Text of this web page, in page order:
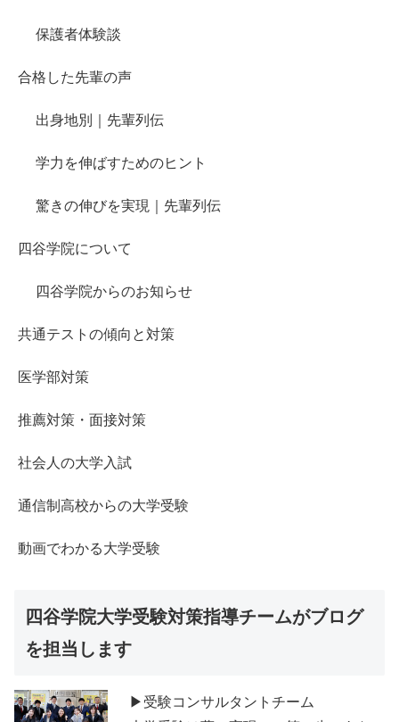
保護者体験談
合格した先輩の声
出身地別｜先輩列伝
学力を伸ばすためのヒント
驚きの伸びを実現｜先輩列伝
四谷学院について
四谷学院からのお知らせ
共通テストの傾向と対策
医学部対策
推薦対策・面接対策
社会人の大学入試
通信制高校からの大学受験
動画でわかる大学受験
四谷学院大学受験対策指導チームがブログ
を担当します
▶受験コンサルタントチーム